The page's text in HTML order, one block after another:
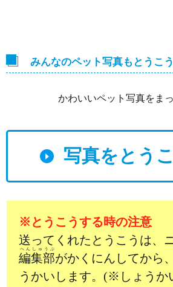
みんなのペット写真もとうこ
かわいいペット写真をま
写真をとう
※とうこうする時の注意
送ってくれたとうこうは、
編集部
へんしゅうぶ
がかくにんしてから
うかいします。(※しょうか